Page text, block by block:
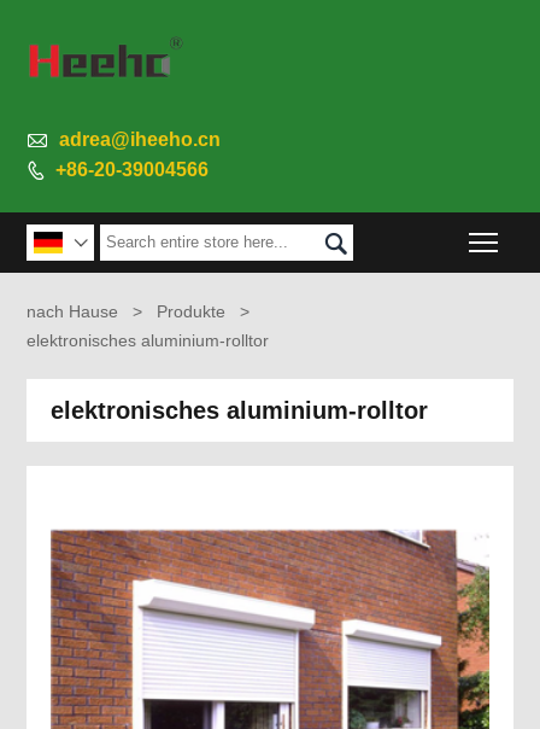
 adrea@iheeho.cn
 +86-20-39004566
 
nach Hause > Produkte
>
elektronisches aluminium-rolltor
elektronisches aluminium-rolltor